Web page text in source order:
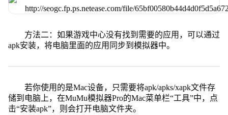
方法二：如果游戏中心没有找到需要的应用，可以通过
apk安装，将电脑里面的应用同步到模拟器中。
若你使用的是Mac设备，只需要将apk/apks/xapk文件存
储到电脑上，在MuMu模拟器Pro的Mac菜单栏“工具”中，点
击“安装apk”，则会打开电脑文件夹。